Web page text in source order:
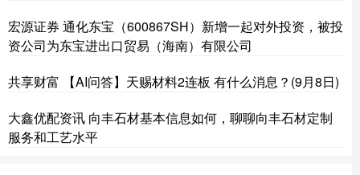
宏源证券 通化东宝（600867SH）新增一起对外投资，被投
资公司为东宝进出口贸易（海南）有限公司
共享财富 【AI问答】天赐材料2连板 有什么消息？(9月8日)
大鑫优配资讯 向丰石材基本信息如何，聊聊向丰石材定制
服务和工艺水平